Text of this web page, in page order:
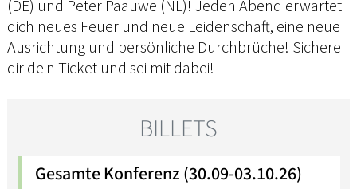
(DE) und Peter Paauwe (NL)! Jeden Abend erwartet
dich neues Feuer und neue Leidenschaft, eine neue
Ausrichtung und persönliche Durchbrüche! Sichere
dir dein Ticket und sei mit dabei!